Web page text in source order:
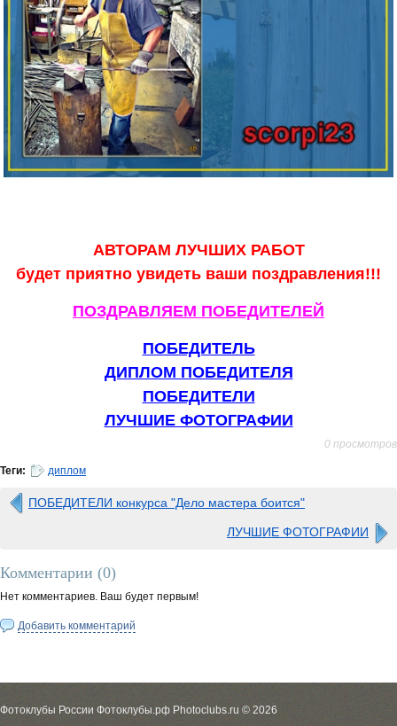
АВТОРАМ ЛУЧШИХ РАБОТ
будет приятно увидеть ваши поздравления!!!
ПОЗДРАВЛЯЕМ ПОБЕДИТЕЛЕЙ
ПОБЕДИТЕЛЬ
ДИПЛОМ ПОБЕДИТЕЛЯ
ПОБЕДИТЕЛИ
ЛУЧШИЕ ФОТОГРАФИИ
0 просмотров
Теги: диплом
ПОБЕДИТЕЛИ конкурса "Дело мастера боится"
ЛУЧШИЕ ФОТОГРАФИИ
Комментарии (0)
Нет комментариев. Ваш будет первым!
Добавить комментарий
Фотоклубы России Фотоклубы.рф Photoclubs.ru © 2026